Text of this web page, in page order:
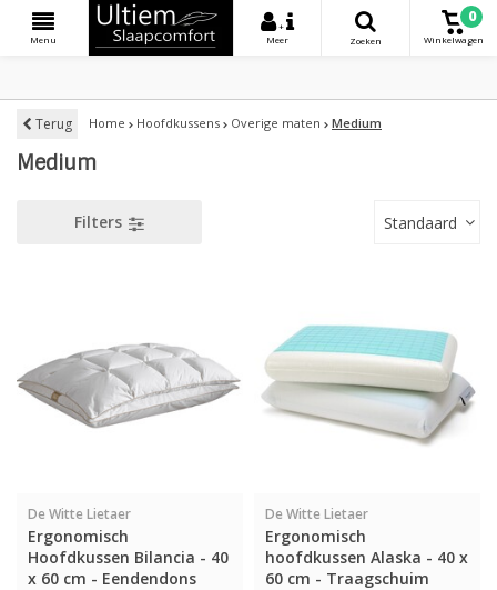
Menu
+
Meer
Zoeken
0
Winkelwagen
Terug Home Hoofdkussens Overige maten Medium
Medium
Filters Standaard
De Witte Lietaer
Ergonomisch
Hoofdkussen Bilancia - 40
x 60 cm - Eendendons
De Witte Lietaer
Ergonomisch
hoofdkussen Alaska - 40 x
60 cm - Traagschuim